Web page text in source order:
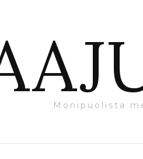
Monipuolista